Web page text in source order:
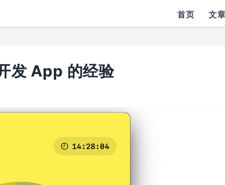
首页 文
发 App 的经验